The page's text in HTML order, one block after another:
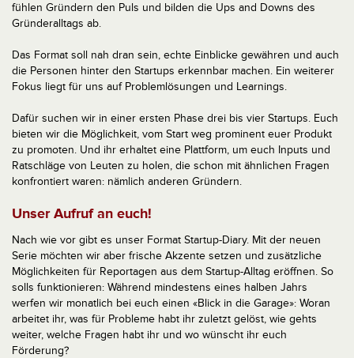
fühlen Gründern den Puls und bilden die Ups and Downs des
Gründeralltags ab.
Das Format soll nah dran sein, echte Einblicke gewähren und auch
die Personen hinter den Startups erkennbar machen. Ein weiterer
Fokus liegt für uns auf Problemlösungen und Learnings.
Dafür suchen wir in einer ersten Phase drei bis vier Startups. Euch
bieten wir die Möglichkeit, vom Start weg prominent euer Produkt
zu promoten. Und ihr erhaltet eine Plattform, um euch Inputs und
Ratschläge von Leuten zu holen, die schon mit ähnlichen Fragen
konfrontiert waren: nämlich anderen Gründern.
Unser Aufruf an euch!
Nach wie vor gibt es unser Format Startup-Diary. Mit der neuen
Serie möchten wir aber frische Akzente setzen und zusätzliche
Möglichkeiten für Reportagen aus dem Startup-Alltag eröffnen. So
solls funktionieren: Während mindestens eines halben Jahrs
werfen wir monatlich bei euch einen «Blick in die Garage»: Woran
arbeitet ihr, was für Probleme habt ihr zuletzt gelöst, wie gehts
weiter, welche Fragen habt ihr und wo wünscht ihr euch
Förderung?